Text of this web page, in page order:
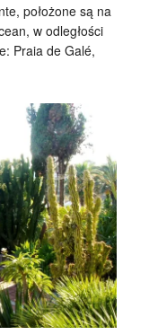
położone są na
w odległości
Praia de Galé,